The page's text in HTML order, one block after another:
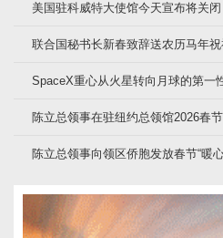
美国驻科威特大使馆今天宣布将关闭
联合国秘书长新春致辞送农历马年
SpaceX重心从火星转向月球的第一
陈立总领事在驻纽约总领馆2026春
陈立总领事向领区侨胞发放春节“暖